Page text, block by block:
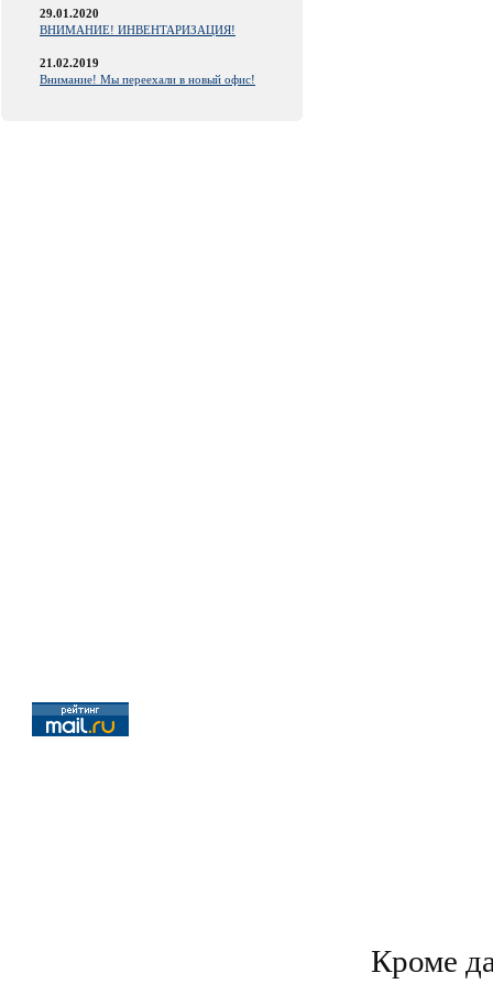
29.01.2020
ВНИМАНИЕ! ИНВЕНТАРИЗАЦИЯ!
21.02.2019
Внимание! Мы переехали в новый офис!
Кроме